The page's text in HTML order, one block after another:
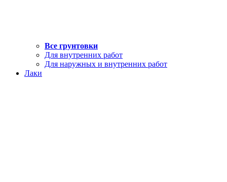
Все грунтовки
Для внутренних работ
Для наружных и внутренних работ
Лаки